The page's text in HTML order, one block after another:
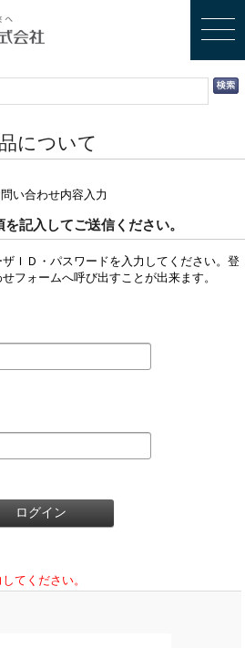
について
記入してご送信ください。
ＩＤ・パスワードを入力してください。登
フォームへ呼び出すことが出来ます。
てください。